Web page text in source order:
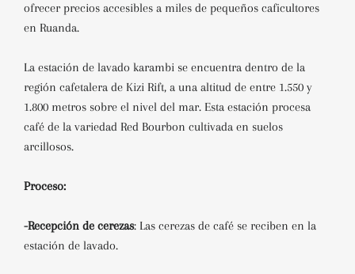
ofrecer precios accesibles a miles de pequeños caficultores
en Ruanda.
La estación de lavado karambi se encuentra dentro de la
región cafetalera de Kizi Rift, a una altitud de entre 1.550 y
1.800 metros sobre el nivel del mar. Esta estación procesa
café de la variedad Red Bourbon cultivada en suelos
arcillosos.
Proceso:
-Recepción de cerezas: Las cerezas de café se reciben en la
estación de lavado.